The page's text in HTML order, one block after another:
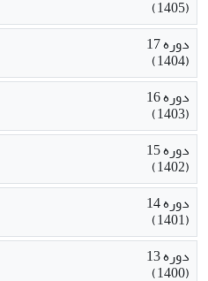
(1405)
دوره 17
(1404)
دوره 16
(1403)
دوره 15
(1402)
دوره 14
(1401)
دوره 13
(1400)